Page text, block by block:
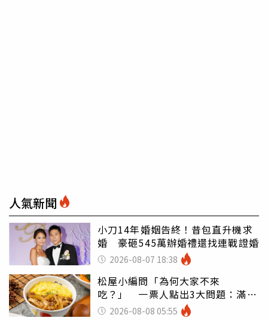
人氣新聞
小刀14年婚姻告終！昔包直升機求
婚 豪砸545萬辦婚禮還找連戰證婚
2026-08-07 18:38
松屋小編問「為何大家不來
吃？」 一票人點出3大問題：滿手
好牌打到爛
2026-08-08 05:55